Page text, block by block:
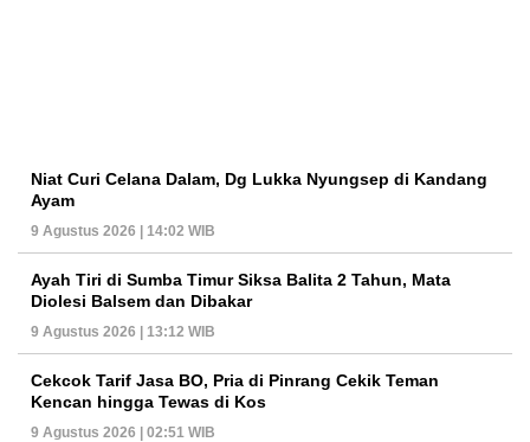
Niat Curi Celana Dalam, Dg Lukka Nyungsep di Kandang
Ayam
9 Agustus 2026 | 14:02 WIB
Ayah Tiri di Sumba Timur Siksa Balita 2 Tahun, Mata
Diolesi Balsem dan Dibakar
9 Agustus 2026 | 13:12 WIB
Cekcok Tarif Jasa BO, Pria di Pinrang Cekik Teman
Kencan hingga Tewas di Kos
9 Agustus 2026 | 02:51 WIB